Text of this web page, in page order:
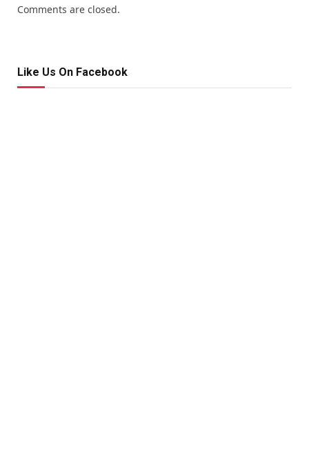
Comments are closed.
Like Us On Facebook